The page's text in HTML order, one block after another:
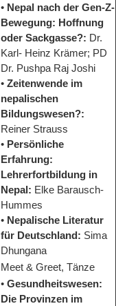
• Nepal nach der Gen-Z-
Bewegung: Hoffnung
oder Sackgasse?: Dr.
Karl- Heinz Krämer; PD
Dr. Pushpa Raj Joshi
• Zeitenwende im
nepalischen
Bildungswesen?:
Reiner Strauss
• Persönliche
Erfahrung:
Lehrerfortbildung in
Nepal: Elke Barausch-
Hummes
• Nepalische Literatur
für Deutschland: Sima
Dhungana
Meet & Greet, Tänze
• Gesundheitswesen:
Die Provinzen im